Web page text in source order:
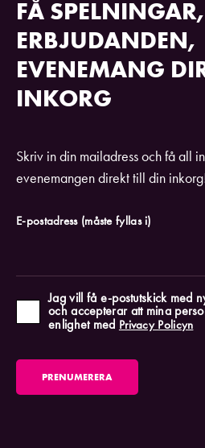
FÅ SPELNINGAR,
ERBJUDANDEN,
EVENEMANG
INKORG
Skriv in din mailadress och få all
evenemangen direkt till din
E-postadress (måste fyllas i)
Jag vill få e-postutskick med
och accepterar att mina
enlighet med Privacy Policyn
PRENUMERERA